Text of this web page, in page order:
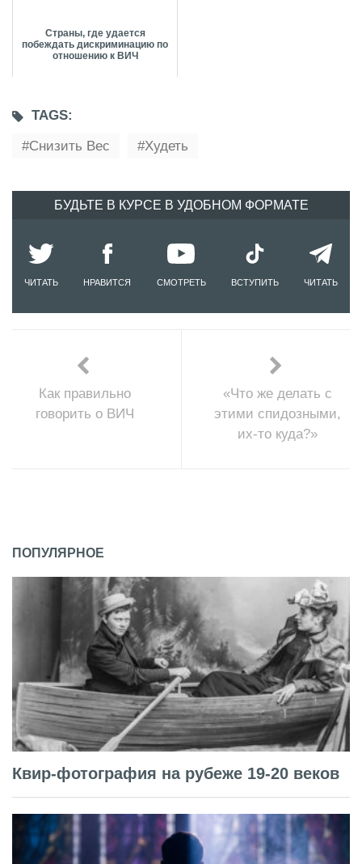
Страны, где удается
побеждать дискриминацию по
отношению к ВИЧ
TAGS:
Снизить Вес
Худеть
БУДЬТЕ В КУРСЕ В УДОБНОМ ФОРМАТЕ
ЧИТАТЬ НРАВИТСЯ СМОТРЕТЬ ВСТУПИТЬ ЧИТАТЬ
Как правильно
говорить о ВИЧ
«Что же делать с
этими спидозными,
их-то куда?»
ПОПУЛЯРНОЕ
Квир-фотография на рубеже 19-20 веков